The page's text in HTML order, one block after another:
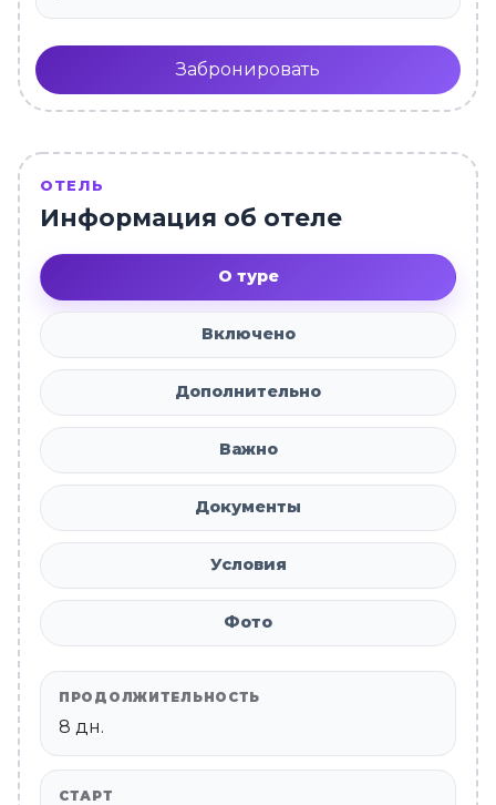
Забронировать
ОТЕЛЬ
Информация об отеле
О туре
Включено
Дополнительно
Важно
Документы
Условия
Фото
ПРОДОЛЖИТЕЛЬНОСТЬ
8 дн.
СТАРТ